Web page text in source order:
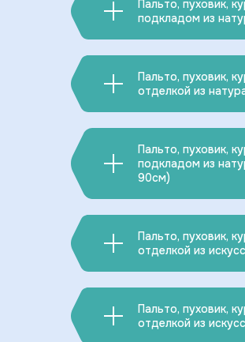
Пальто, пуховик,
подкладом из
Пальто, пуховик,
отделкой из
Пальто, пуховик,
подкладом из
90см)
Пальто, пуховик,
отделкой из
Пальто, пуховик,
отделкой из